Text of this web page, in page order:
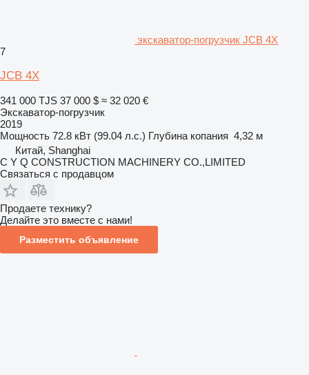
экскаватор-погрузчик JCB 4X
7
JCB 4X
341 000 TJS 37 000 $ ≈ 32 020 €
Экскаватор-погрузчик
2019
Мощность 72.8 кВт (99.04 л.с.) Глубина копания 4,32 м
Китай, Shanghai
C Y Q CONSTRUCTION MACHINERY CO.,LIMITED
Связаться с продавцом
Продаете технику?
Делайте это вместе с нами!
Разместить объявление